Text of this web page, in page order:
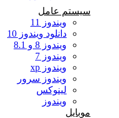
سیستم عامل
ویندوز 11
دانلود ویندوز 10
ویندوز 8 و 8.1
ویندوز 7
ویندوز xp
ویندوز سرور
لینوکس
ویندوز
موبایل